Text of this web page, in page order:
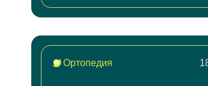
Ортопедия